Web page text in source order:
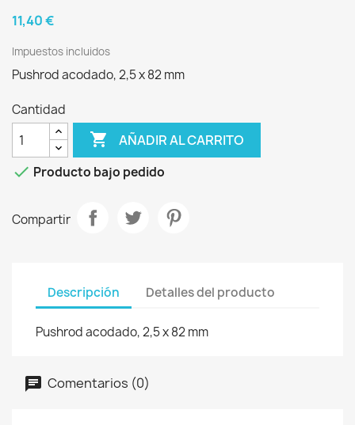
11,40 €
Impuestos incluidos
Pushrod acodado, 2,5 x 82 mm
Cantidad
 AÑADIR AL CARRITO
 Producto bajo pedido
Compartir
Descripción Detalles del producto
Pushrod acodado, 2,5 x 82 mm
Comentarios (0)